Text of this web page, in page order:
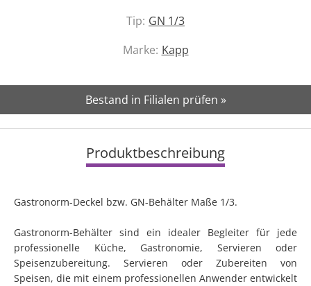
Tip: GN 1/3
Marke: Kapp
Bestand in Filialen prüfen »
Produktbeschreibung
Gastronorm-Deckel bzw. GN-Behälter Maße 1/3.
Gastronorm-Behälter sind ein idealer Begleiter für jede
professionelle Küche, Gastronomie, Servieren oder
Speisenzubereitung. Servieren oder Zubereiten von
Speisen, die mit einem professionellen Anwender entwickelt